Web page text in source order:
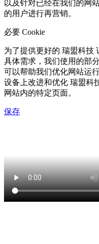
以及针对已经在我们的网
的用户进行再营销。
必要 Cookie
为了提供更好的 瑞盟科技
具体需求，我们使用的部
可以帮助我们优化网站运
设备上改进和优化 瑞盟科
网站内的特定页面。
保存